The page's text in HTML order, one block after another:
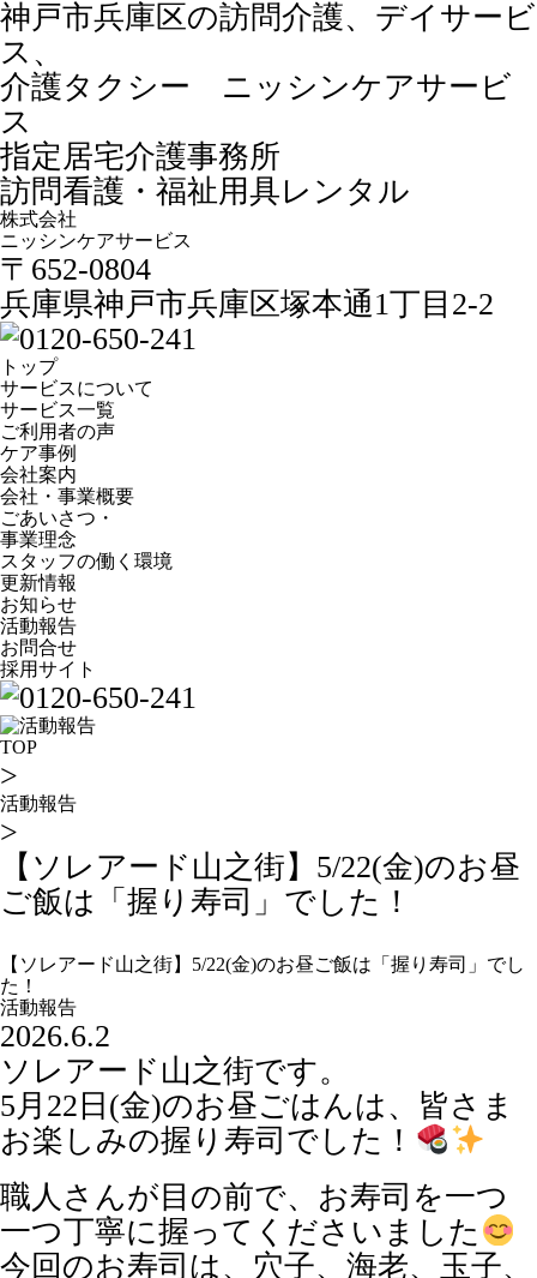
神戸市兵庫区の訪問介護、デイサービ
ス、
介護タクシー ニッシンケアサービ
ス
指定居宅介護事務所
訪問看護・福祉用具レンタル
株式会社
ニッシンケアサービス
〒652-0804
兵庫県神戸市兵庫区塚本通1丁目2-2
トップ
サービスについて
サービス一覧
ご利用者の声
ケア事例
会社案内
会社・事業概要
ごあいさつ・
事業理念
スタッフの働く環境
更新情報
お知らせ
活動報告
お問合せ
採用サイト
TOP
>
活動報告
>
【ソレアード山之街】5/22(金)のお昼
ご飯は「握り寿司」でした！
【ソレアード山之街】5/22(金)のお昼ご飯は「握り寿司」でし
た！
活動報告
2026.6.2
ソレアード山之街です。
5月22日(金)のお昼ごはんは、皆さま
お楽しみの握り寿司でした！
職人さんが目の前で、お寿司を一つ
一つ丁寧に握ってくださいました
今回のお寿司は、穴子、海老、玉子、